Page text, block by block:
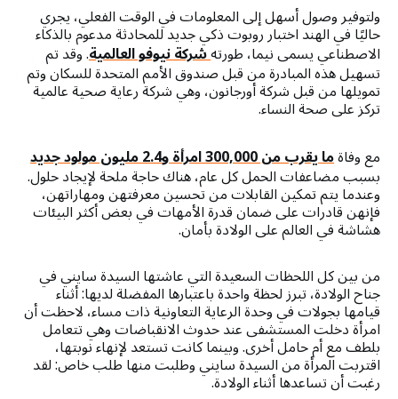
ولتوفير وصول أسهل إلى المعلومات في الوقت الفعلي، يجري
حاليًا في الهند اختبار روبوت ذكي جديد للمحادثة مدعوم بالذكاء
الاصطناعي يسمى نيما، طورتهشركة نيوفو العالمية. وقد تم
تسهيل هذه المبادرة من قبل صندوق الأمم المتحدة للسكان وتم
تمويلها من قبل شركة أورجانون، وهي شركة رعاية صحية عالمية
تركز على صحة النساء.
مع وفاةما يقرب من 300,000 امرأة و2.4 مليون مولود جديد
بسبب مضاعفات الحمل كل عام، هناك حاجة ملحة لإيجاد حلول.
وعندما يتم تمكين القابلات من تحسين معرفتهن ومهاراتهن،
فإنهن قادرات على ضمان قدرة الأمهات في بعض أكثر البيئات
هشاشة في العالم على الولادة بأمان.
من بين كل اللحظات السعيدة التي عاشتها السيدة سايني في
جناح الولادة، تبرز لحظة واحدة باعتبارها المفضلة لديها: أثناء
قيامها بجولات في وحدة الرعاية التعاونية ذات مساء، لاحظت أن
امرأة دخلت المستشفى عند حدوث الانقباضات وهي تتعامل
بلطف مع أم حامل أخرى. وبينما كانت تستعد لإنهاء نوبتها،
اقتربت المرأة من السيدة سايني وطلبت منها طلب خاص: لقد
رغبت أن تساعدها أثناء الولادة.